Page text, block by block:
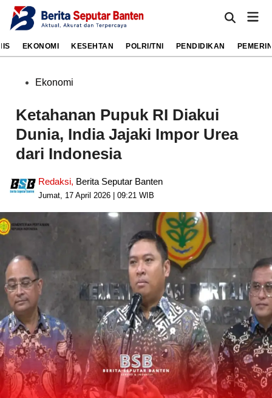
Skip
Open
EKONOMI KESEHTAN POLRI/TNI PENDIDIKAN
PostedEkonomi
Ketahanan Pupuk RI Diakui
Dunia, India Jajaki Impor Urea
dari Indonesia
Redaksi, Berita Seputar Banten
Jumat, 17 April 2026 | 09:21 WIB